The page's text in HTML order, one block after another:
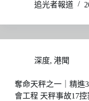
追光者報道
深度, 港聞
奪命天秤之一｜精進
會工程 天秤事故17控